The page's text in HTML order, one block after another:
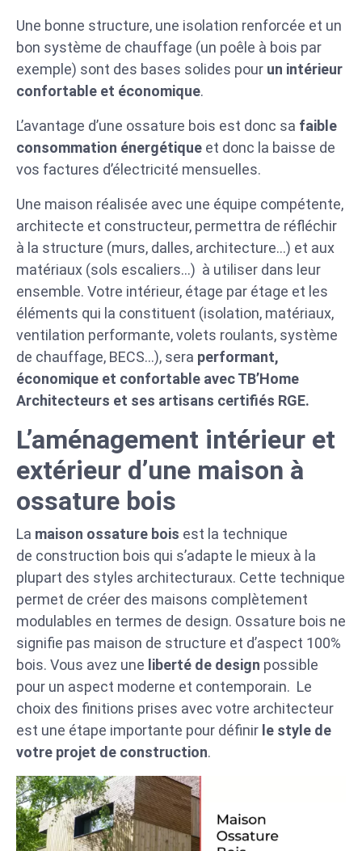
Une bonne structure, une isolation renforcée et un
bon système de chauffage (un poêle à bois par
exemple) sont des bases solides pour un intérieur
confortable et économique.
L’avantage d’une ossature bois est donc sa faible
consommation énergétique et donc la baisse de
vos factures d’électricité mensuelles.
Une maison réalisée avec une équipe compétente,
architecte et constructeur, permettra de réfléchir
à la structure (murs, dalles, architecture…) et aux
matériaux (sols escaliers…) à utiliser dans leur
ensemble. Votre intérieur, étage par étage et les
éléments qui la constituent (isolation, matériaux,
ventilation performante, volets roulants, système
de chauffage, BECS…), sera performant,
économique et confortable avec TB’Home
Architecteurs et ses artisans certifiés RGE.
L’aménagement intérieur et
extérieur d’une maison à
ossature bois
La maison ossature bois est la technique
de construction bois qui s’adapte le mieux à la
plupart des styles architecturaux. Cette technique
permet de créer des maisons complètement
modulables en termes de design. Ossature bois ne
signifie pas maison de structure et d’aspect 100%
bois. Vous avez une liberté de design possible
pour un aspect moderne et contemporain. Le
choix des finitions prises avec votre architecteur
est une étape importante pour définir le style de
votre projet de construction.